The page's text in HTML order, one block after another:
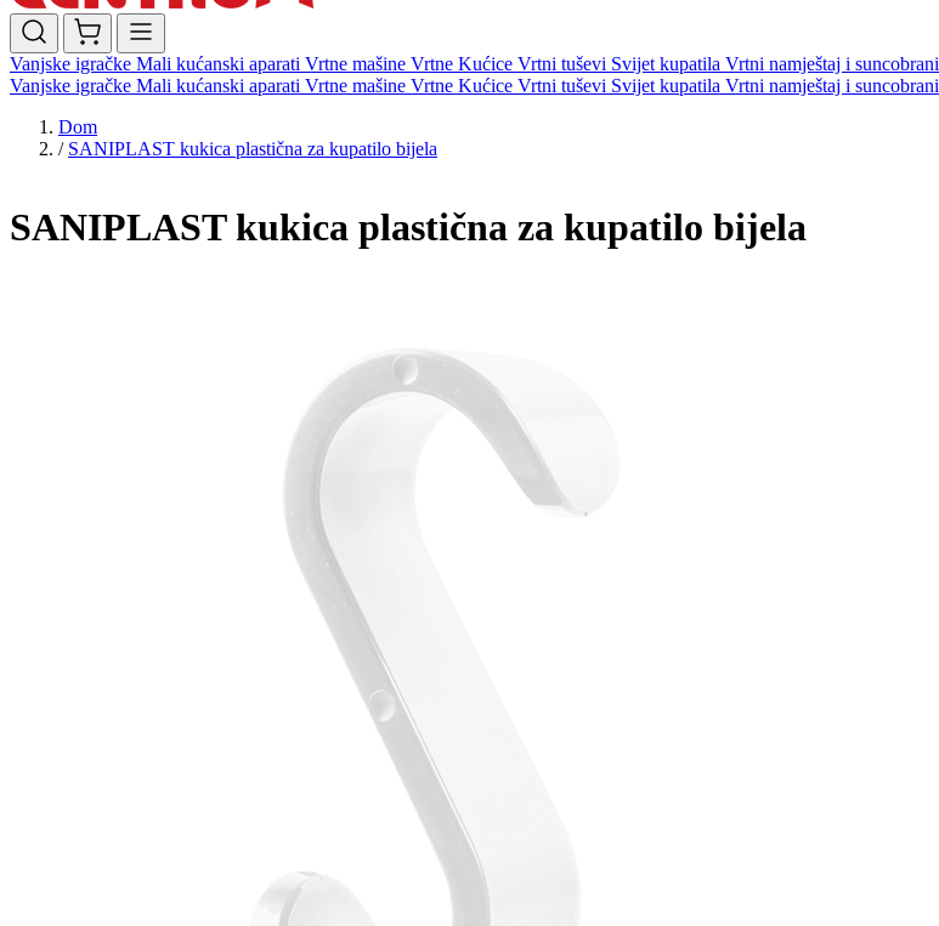
Vanjske igračke Mali kućanski aparati Vrtne mašine Vrtne Kućice Vrtni tuševi Svijet kupatila Vrtni namještaj i suncobrani
Vanjske igračke Mali kućanski aparati Vrtne mašine Vrtne Kućice Vrtni tuševi Svijet kupatila Vrtni namještaj i suncobrani
Dom
/ SANIPLAST kukica plastična za kupatilo bijela
SANIPLAST kukica plastična za kupatilo bijela